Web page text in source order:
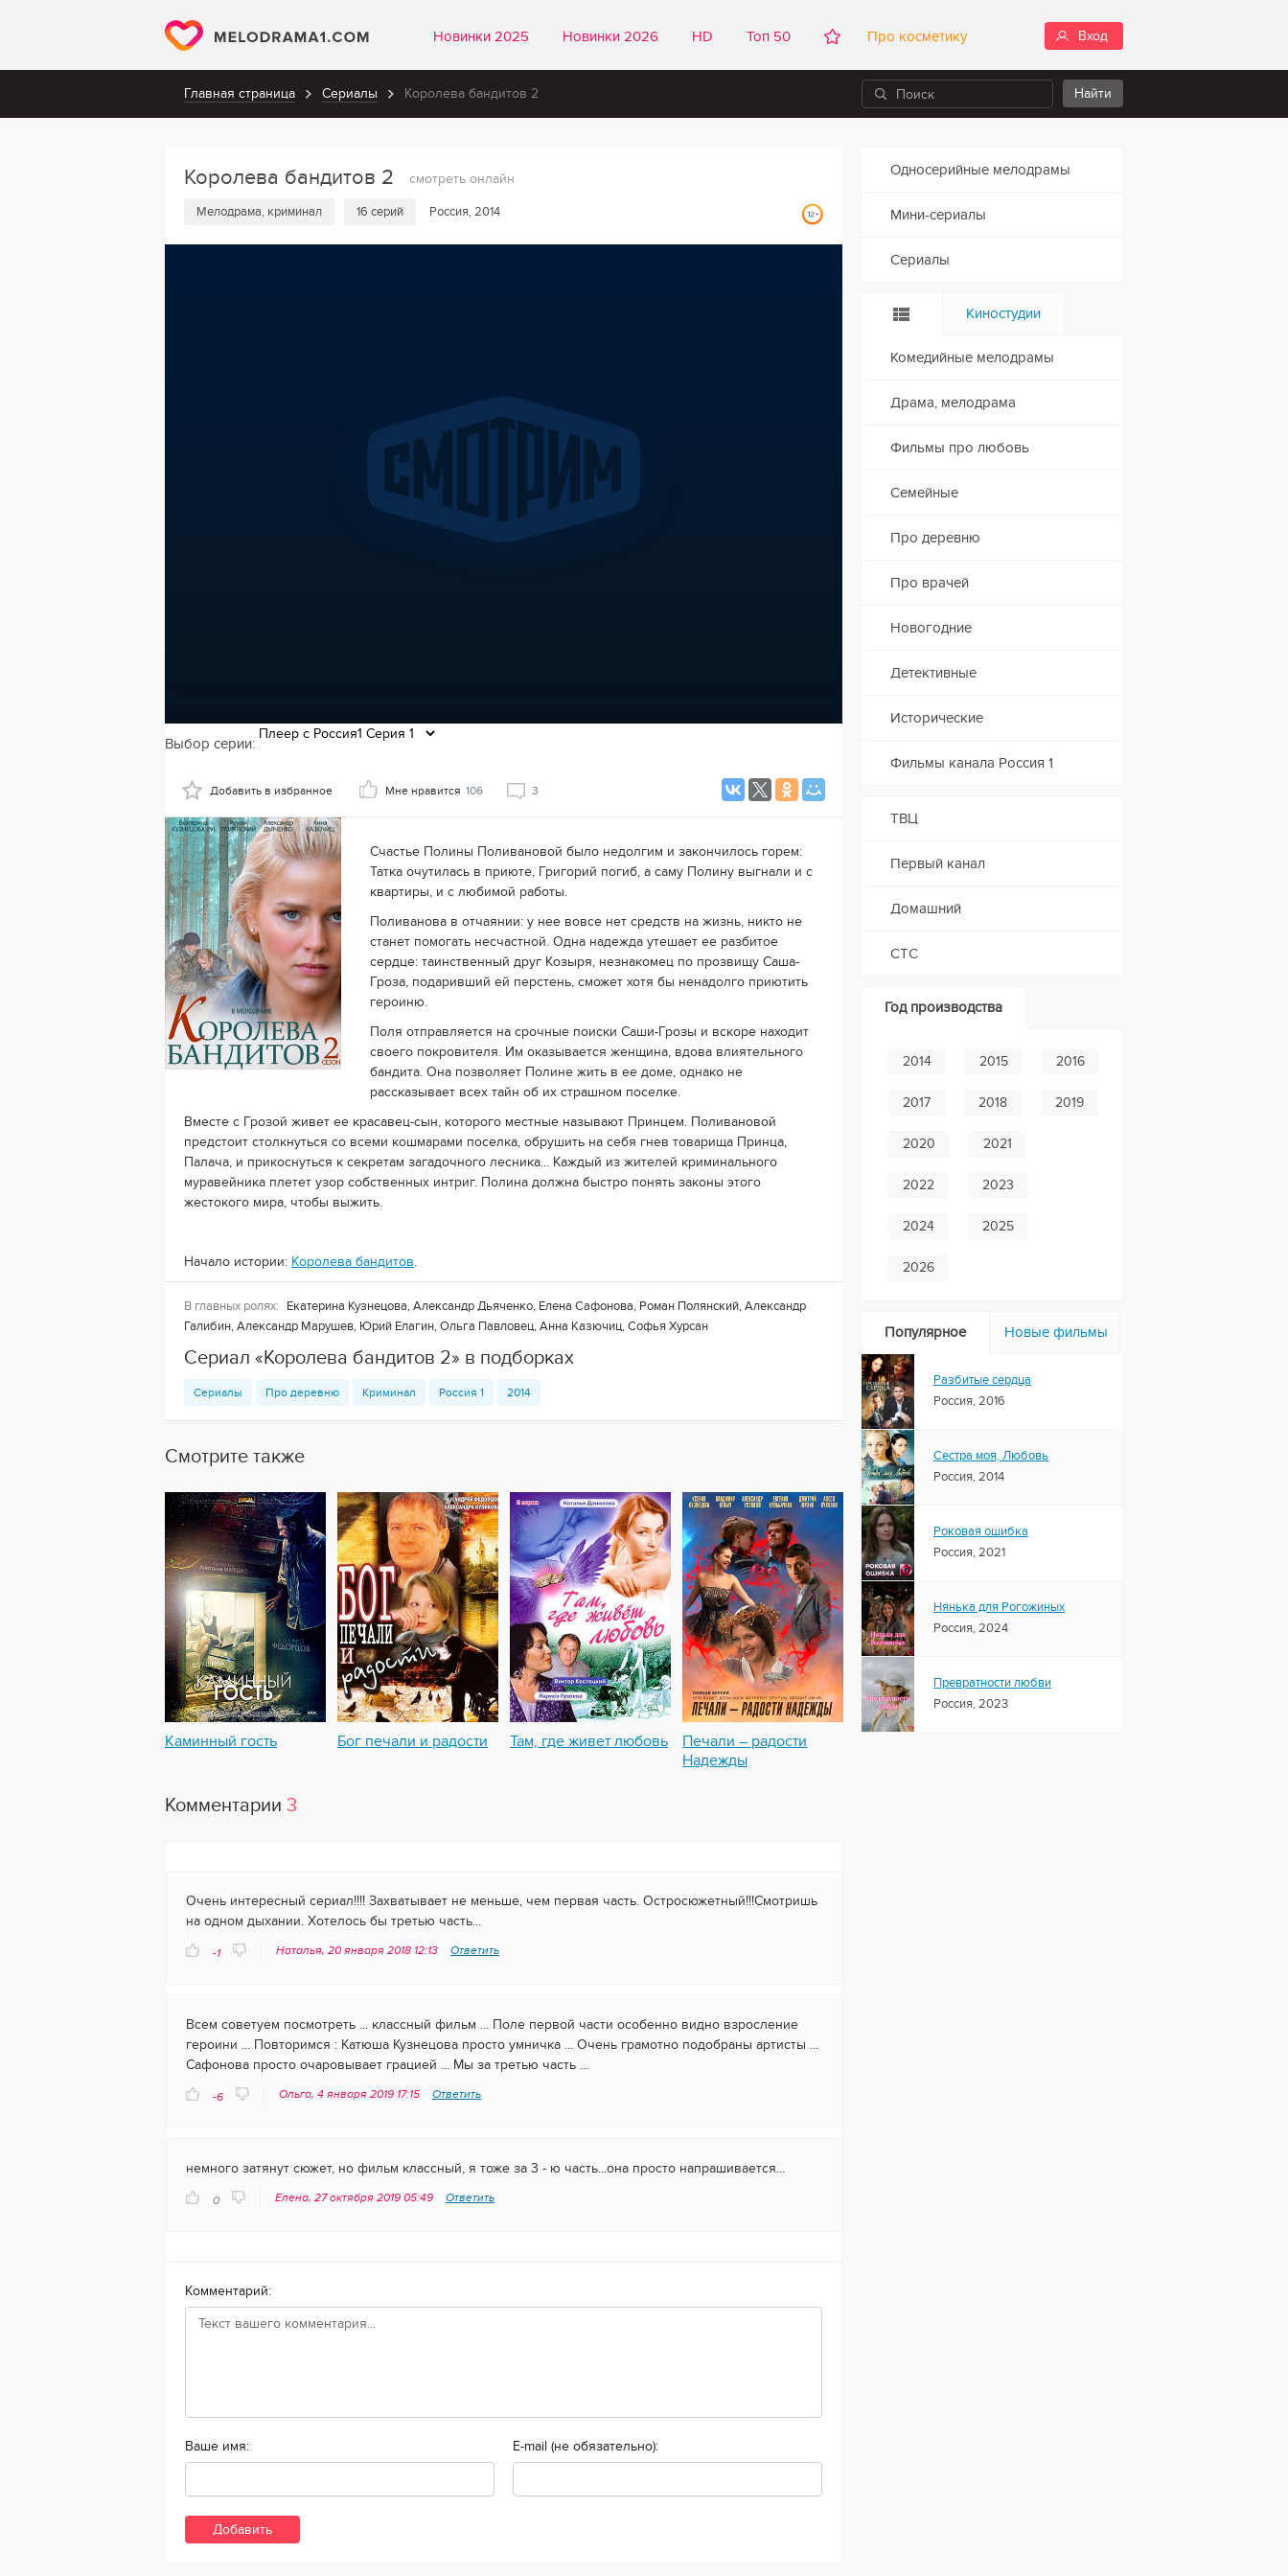
Новинки 2025 Новинки 2026 HD Топ 50 Про косметику Вход
Главная страница Сериалы Королева бандитов 2
Королева бандитов 2 смотреть онлайн
Мелодрама, криминал 16 серий Россия, 2014
Выбор серии:
Добавить в избранное Мне нравится 106 3
Счастье Полины Поливановой было недолгим и закончилось горем:
Татка очутилась в приюте, Григорий погиб, а саму Полину выгнали и с
квартиры, и с любимой работы.
Поливанова в отчаянии: у нее вовсе нет средств на жизнь, никто не
станет помогать несчастной. Одна надежда утешает ее разбитое
сердце: таинственный друг Козыря, незнакомец по прозвищу Саша-
Гроза, подаривший ей перстень, сможет хотя бы ненадолго приютить
героиню.
Поля отправляется на срочные поиски Саши-Грозы и вскоре находит
своего покровителя. Им оказывается женщина, вдова влиятельного
бандита. Она позволяет Полине жить в ее доме, однако не
рассказывает всех тайн об их страшном поселке.
Вместе с Грозой живет ее красавец-сын, которого местные называют Принцем. Поливановой
предстоит столкнуться со всеми кошмарами поселка, обрушить на себя гнев товарища Принца,
Палача, и прикоснуться к секретам загадочного лесника... Каждый из жителей криминального
муравейника плетет узор собственных интриг. Полина должна быстро понять законы этого
жестокого мира, чтобы выжить.
Начало истории: Королева бандитов.
В главных ролях:
Екатерина Кузнецова, Александр Дьяченко, Елена Сафонова, Роман Полянский, Александр
Галибин, Александр Марушев, Юрий Елагин, Ольга Павловец, Анна Казючиц, Софья Хурсан
Сериал «Королева бандитов 2» в подборках
Сериалы Про деревню Криминал Россия 1 2014
Смотрите также
Каминный гость Бог печали и радости Там, где живет любовь
Печали – радости
Надежды
Комментарии 3
Очень интересный сериал!!!! Захватывает не меньше, чем первая часть. Остросюжетный!!!Смотришь
на одном дыхании. Хотелось бы третью часть...
-1 Наталья, 20 января 2018 12:13 Ответить
Всем советуем посмотреть ... классный фильм ... Поле первой части особенно видно взросление
героини ... Повторимся : Катюша Кузнецова просто умничка ... Очень грамотно подобраны артисты ...
Сафонова просто очаровывает грацией ... Мы за третью часть ...
-6 Ольга, 4 января 2019 17:15 Ответить
немного затянут сюжет, но фильм классный, я тоже за 3 - ю часть...она просто напрашивается...
0 Елена, 27 октября 2019 05:49 Ответить
Комментарий:
Ваше имя: E-mail (не обязательно):
Односерийные мелодрамы
Мини-сериалы
Сериалы
Киностудии
Комедийные мелодрамы
Драма, мелодрама
Фильмы про любовь
Семейные
Про деревню
Про врачей
Новогодние
Детективные
Исторические
Фильмы канала Россия 1
ТВЦ
Первый канал
Домашний
СТС
Год производства
2014 2015 2016
2017 2018 2019
2020 2021
2022 2023
2024 2025
2026
Популярное Новые фильмы
Разбитые сердца
Россия, 2016
Сестра моя, Любовь
Россия, 2014
Роковая ошибка
Россия, 2021
Нянька для Рогожиных
Россия, 2024
Превратности любви
Россия, 2023